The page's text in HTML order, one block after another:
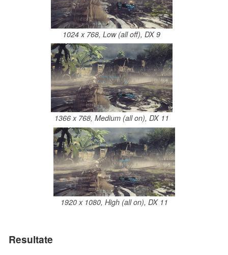
1024 x 768, Low (all off), DX 9
1366 x 768, Medium (all on), DX 11
1920 x 1080, High (all on), DX 11
Resultate